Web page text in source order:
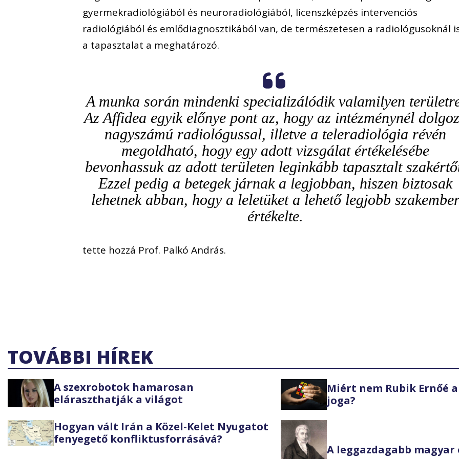
gyermekradiológiából és neuroradiológiából, licenszképzés intervenciós
radiológiából és emlődiagnosztikából van, de természetesen a radiológusoknál
a tapasztalat a meghatározó.
A munka során mindenki specializálódik valamilyen
Az Affidea egyik előnye pont az, hogy az intézménynél
nagyszámú radiológussal, illetve a teleradiológia révén
megoldható, hogy egy adott vizsgálat értékelésébe
bevonhassuk az adott területen leginkább tapasztalt
Ezzel pedig a betegek járnak a legjobban, hiszen biztosak
lehetnek abban, hogy a leletüket a lehető legjobb
értékelte.
tette hozzá Prof. Palkó András.
TOVÁBBI HÍREK
A szexrobotok hamarosan
eláraszthatják a világot
Miért nem Rubik Ernőé
joga?
Hogyan vált Irán a Közel-Kelet Nyugatot
fenyegető konfliktusforrásává?
A leggazdagabb magyar